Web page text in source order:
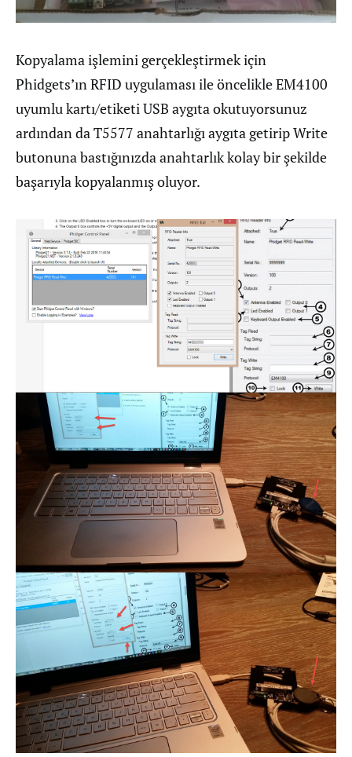
Kopyalama işlemini gerçekleştirmek için
Phidgets’ın RFID uygulaması ile öncelikle EM4100
uyumlu kartı/etiketi USB aygıta okutuyorsunuz
ardından da T5577 anahtarlığı aygıta getirip Write
butonuna bastığınızda anahtarlık kolay bir şekilde
başarıyla kopyalanmış oluyor.